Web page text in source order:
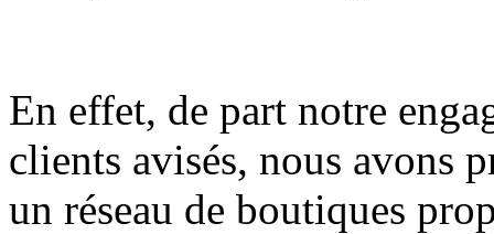
En effet, de part notre
clients avisés, nous avons
un réseau de boutiques